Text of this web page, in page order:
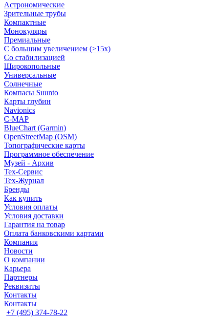
Астрономические
Зрительные трубы
Компактные
Монокуляры
Премиальные
С большим увеличением (>15x)
Со стабилизацией
Широкопольные
Универсальные
Солнечные
Компасы Suunto
Карты глубин
Navionics
C-MAP
BlueChart (Garmin)
OpenStreetMap (OSM)
Топографические карты
Программное обеспечение
Музей - Архив
Tex-Сервис
Тех-Журнал
Бренды
Как купить
Условия оплаты
Условия доставки
Гарантия на товар
Оплата банковскими картами
Компания
Новости
О компании
Карьера
Партнеры
Реквизиты
Контакты
Контакты
+7 (495) 374-78-22